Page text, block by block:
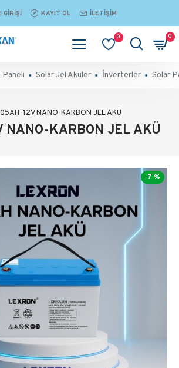
GIRIŞI KAYIT OL İLETIŞIM
0 0
Paneli Solar Jel Aküler İnverterler Solar
12V NANO-KARBON JEL AKÜ
NANO-KARBON JEL AKÜ
-7 %